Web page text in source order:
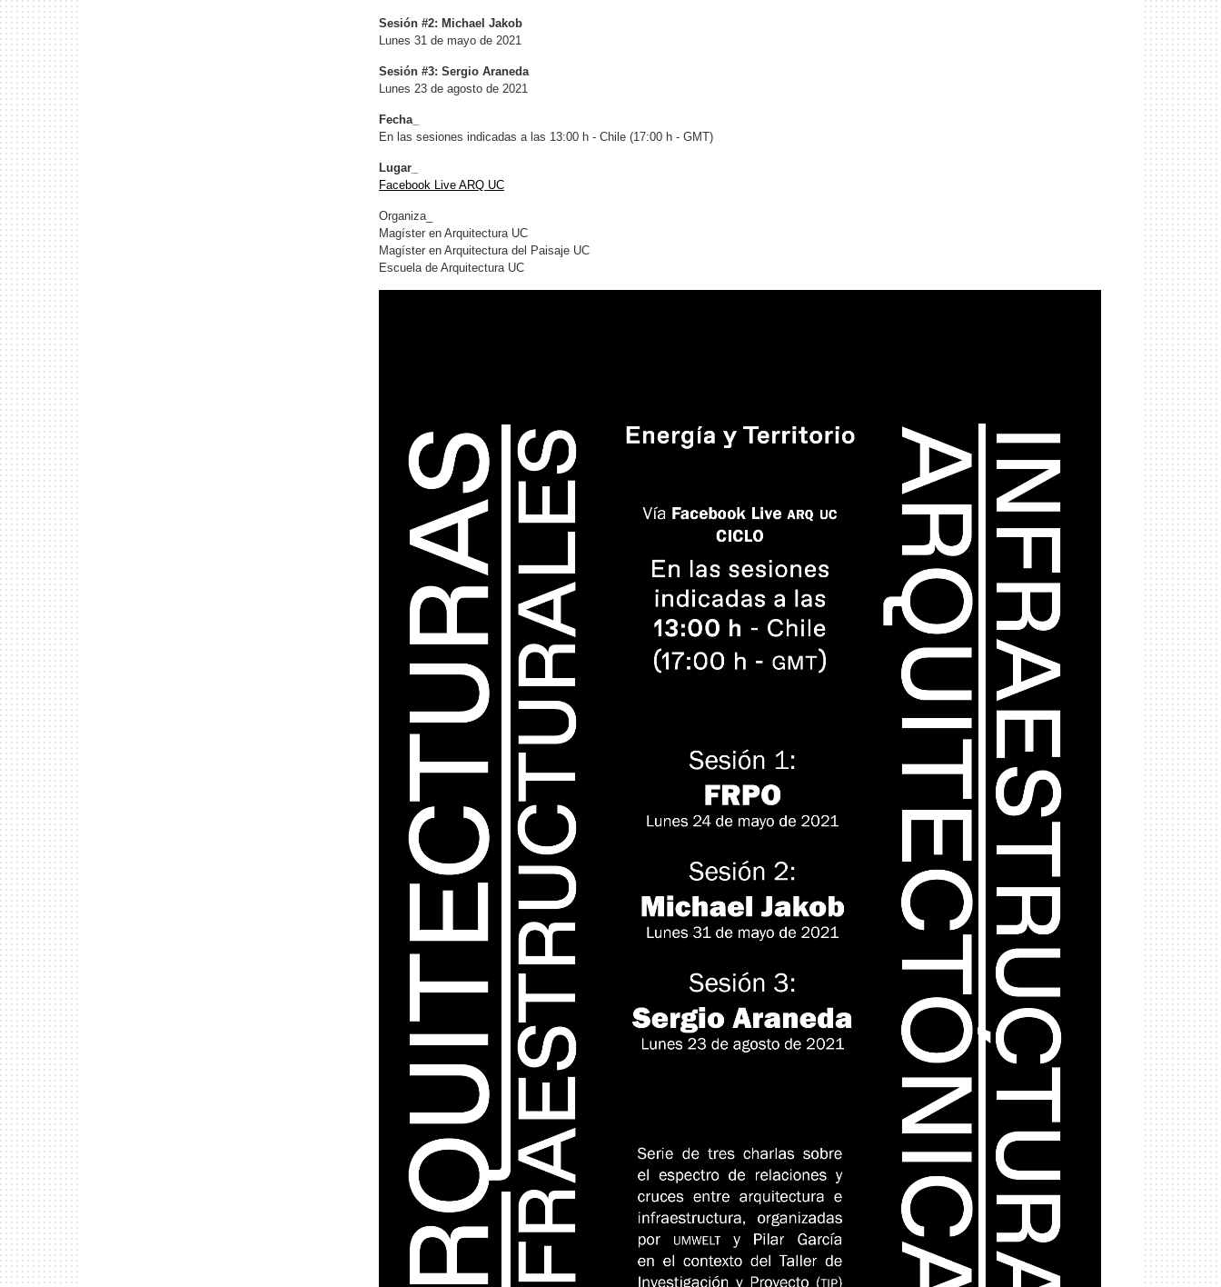
Sesión #2: Michael Jakob
Lunes 31 de mayo de 2021
Sesión #3: Sergio Araneda
Lunes 23 de agosto de 2021
Fecha_
En las sesiones indicadas a las 13:00 h - Chile (17:00 h - GMT)
Lugar_
Facebook Live ARQ UC
Organiza_
Magíster en Arquitectura UC
Magíster en Arquitectura del Paisaje UC
Escuela de Arquitectura UC